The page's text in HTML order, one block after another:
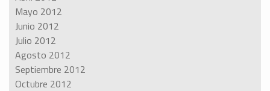
Mayo 2012
Junio 2012
Julio 2012
Agosto 2012
Septiembre 2012
Octubre 2012